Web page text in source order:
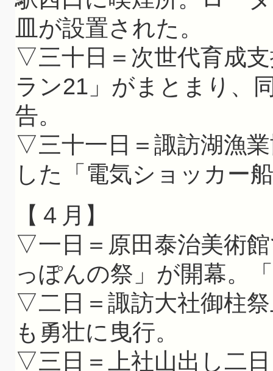
皿が設置された。
▽三十日＝次世代育成
ラン21」がまとまり、
告。
▽三十一日＝諏訪湖漁
した「電気ショッカー
【４月】
▽一日＝原田泰治美術
っぽんの祭」が開幕。
▽二日＝諏訪大社御柱
も勇壮に曳行。
▽三日＝上社山出し二